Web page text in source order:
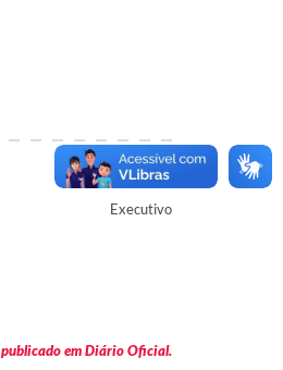
Autor
Executivo
em Diário Oficial.